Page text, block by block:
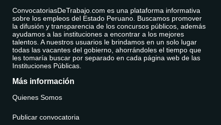
ConvocatoriasDeTrabajo.com es una plataforma informativa
sobre los empleos del Estado Peruano. Buscamos promover
la difusión y transparencia de los concursos públicos, además
ayudamos a las instituciones a encontrar a los mejores
talentos. A nuestros usuarios le brindamos en un solo lugar
todas las vacantes del gobierno, ahorrándoles el tiempo que
les tomaría buscar por separado en cada página web de las
Instituciones Públicas.
Más información
Quienes Somos
Publicar convocatoria